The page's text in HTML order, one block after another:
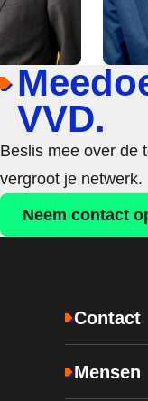
VVD.
Beslis mee over de
vergroot je netwerk.
Neem contact
Contact
Mensen